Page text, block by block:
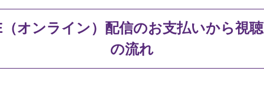
オンライン）配信のお支払いから視
の流れ